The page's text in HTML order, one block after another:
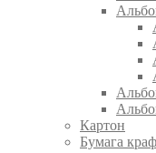
Картон
Бумага